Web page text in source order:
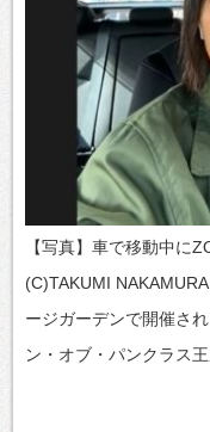
【写真】車で移動中に
(C)TAKUMI
ージガーデンで開催さ
ン・オブ・パンクラス